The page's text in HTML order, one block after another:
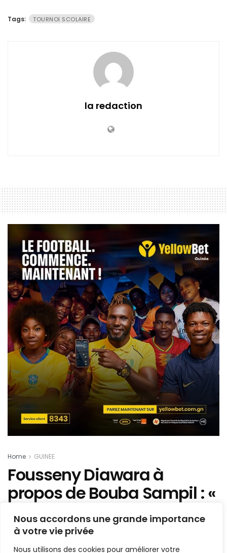
Nous accordons une grande importance
à votre vie privée
Nous utilisons des cookies pour améliorer votre
Tags: TOURNOI SCOLAIRE
la redaction
Home GUINEE
Fousseny Diawara à
propos de Bouba Sampil : «
Lorsqu’on est président, on
doit savoir… »